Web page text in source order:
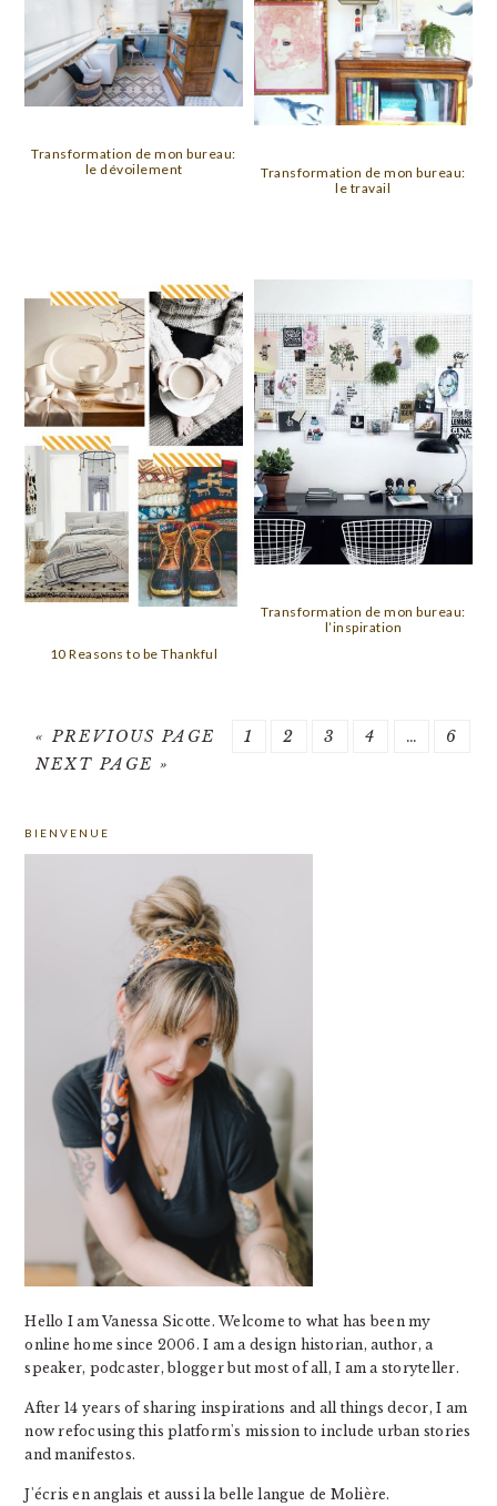
Transformation de mon bureau:
le dévoilement
Transformation de mon bureau:
le travail
10 Reasons to be Thankful
Transformation de mon bureau:
l’inspiration
«GO
TO
PREVIOUS PAGE PAGE
1 PAGE
2 PAGE
3 PAGE
4
Interim
…
6
GO
NEXT PAGE »
SIDEBAR
BIENVENUE
Hello I am Vanessa Sicotte. Welcome to what has been my
online home since 2006. I am a design historian, author, a
speaker, podcaster, blogger but most of all, I am a storyteller.
After 14 years of sharing inspirations and all things decor, I am
now refocusing this platform's mission to include urban stories
and manifestos.
J'écris en anglais et aussi la belle langue de Molière.